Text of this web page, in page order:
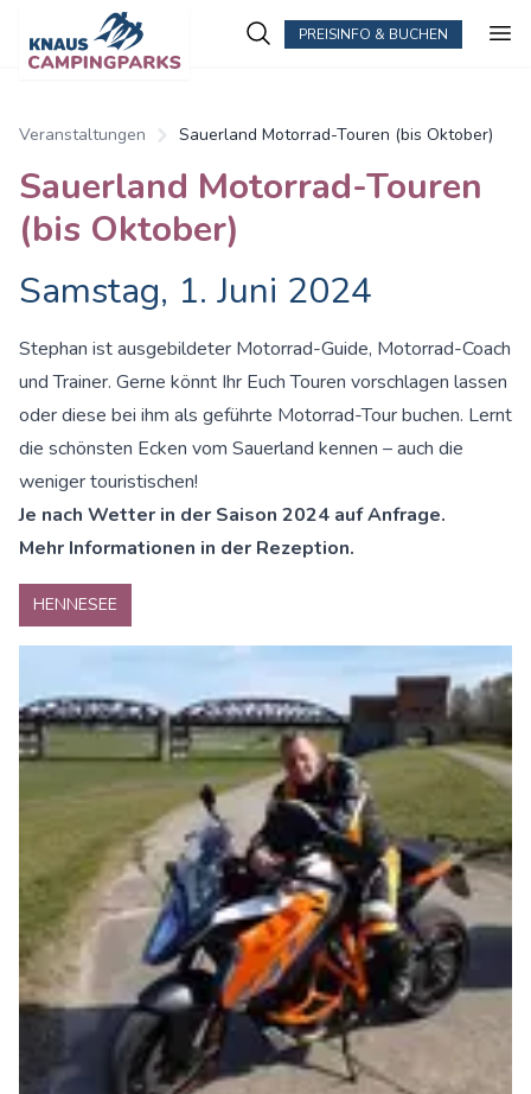
PREISINFO & BUCHEN
Veranstaltungen Sauerland Motorrad-Touren (bis Oktober)
Sauerland Motorrad-Touren
(bis Oktober)
Samstag, 1. Juni 2024
Stephan ist ausgebildeter Motorrad-Guide, Motorrad-Coach
und Trainer. Gerne könnt Ihr Euch Touren vorschlagen lassen
oder diese bei ihm als geführte Motorrad-Tour buchen. Lernt
die schönsten Ecken vom Sauerland kennen – auch die
weniger touristischen!
Je nach Wetter in der Saison 2024 auf Anfrage.
Mehr Informationen in der Rezeption.
HENNESEE